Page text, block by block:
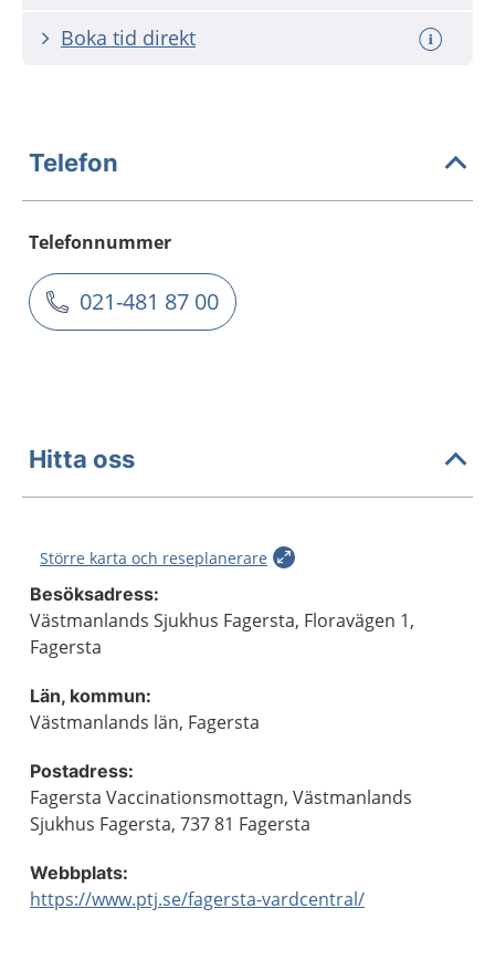
Boka tid direkt
Telefon
Telefonnummer
021-481 87 00
Hitta oss
Större karta och reseplanerare
Besöksadress:
Västmanlands Sjukhus Fagersta, Floravägen 1,
Fagersta
Län, kommun:
Västmanlands län, Fagersta
Postadress:
Fagersta Vaccinationsmottagn, Västmanlands
Sjukhus Fagersta, 737 81 Fagersta
Webbplats:
https://www.ptj.se/fagersta-vardcentral/